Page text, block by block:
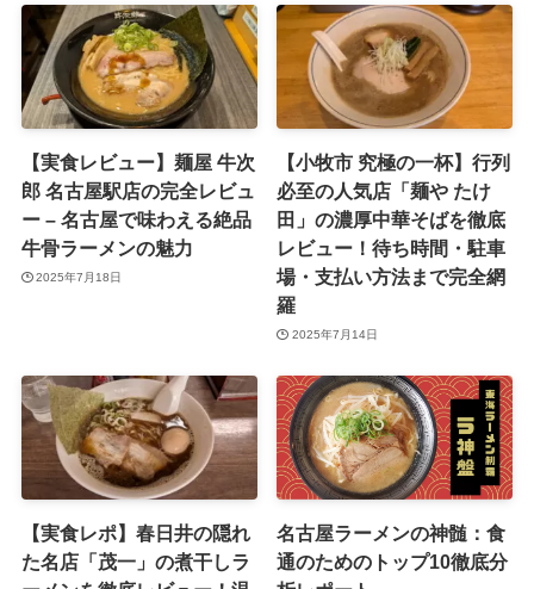
【実食レビュー】麺屋 牛次
郎 名古屋駅店の完全レビュ
ー – 名古屋で味わえる絶品
牛骨ラーメンの魅力
2025年7月18日
【小牧市 究極の一杯】行列
必至の人気店「麺や たけ
田」の濃厚中華そばを徹底
レビュー！待ち時間・駐車
場・支払い方法まで完全網
羅
2025年7月14日
【実食レポ】春日井の隠れ
た名店「茂一」の煮干しラ
名古屋ラーメンの神髄：食
通のためのトップ10徹底分